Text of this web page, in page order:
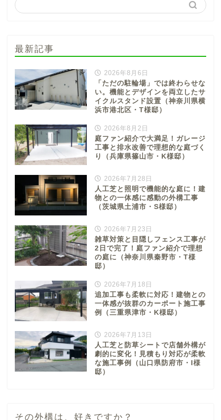
最新記事
2026年8月6日
「ただの駐輪場」では終わらせな
い。機能とデザインを両立したサ
イクルスタンド設置（神奈川県横
浜市港北区・T様邸）
2026年8月2日
庭ファン紹介で大満足！ガレージ
工事と排水改善で理想的な庭づく
り（兵庫県篠山市・K様邸）
2026年7月28日
人工芝と照明で機能的な庭に！建
物との一体感に感動の外構工事
（茨城県土浦市・S様邸）
2026年7月23日
雑草対策と目隠しフェンス工事が
2日で完了！庭ファン紹介で理想
の庭に（神奈川県秦野市・T様
邸）
2026年7月18日
追加工事も柔軟に対応！建物との
一体感が抜群のカーポート施工事
例（三重県津市・K様邸）
2026年7月13日
人工芝と防草シートで店舗外構が
劇的に変化！見積もり対応が柔軟
な施工事例（山口県防府市・I様
邸）
その外構は、好きですか？